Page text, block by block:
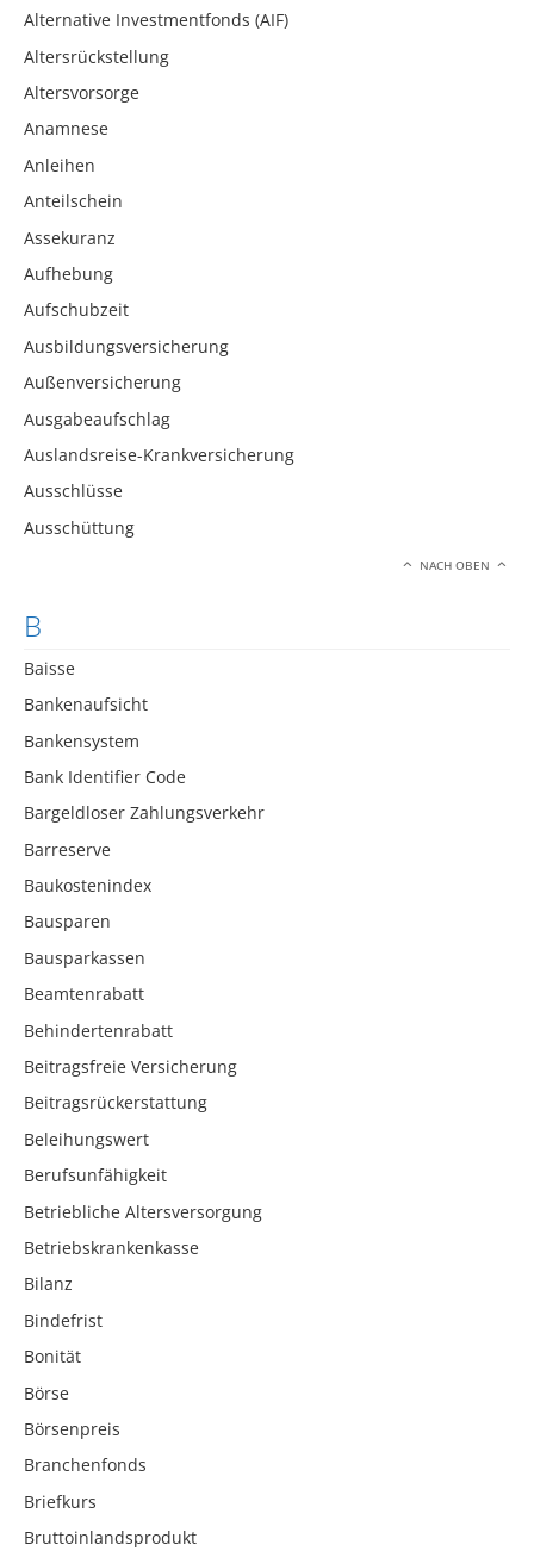
Alternative Investmentfonds (AIF)
Altersrückstellung
Altersvorsorge
Anamnese
Anleihen
Anteilschein
Assekuranz
Aufhebung
Aufschubzeit
Ausbildungsversicherung
Außenversicherung
Ausgabeaufschlag
Auslandsreise-Krankversicherung
Ausschlüsse
Ausschüttung
NACH OBEN
B
Baisse
Bankenaufsicht
Bankensystem
Bank Identifier Code
Bargeldloser Zahlungsverkehr
Barreserve
Baukostenindex
Bausparen
Bausparkassen
Beamtenrabatt
Behindertenrabatt
Beitragsfreie Versicherung
Beitragsrückerstattung
Beleihungswert
Berufsunfähigkeit
Betriebliche Altersversorgung
Betriebskrankenkasse
Bilanz
Bindefrist
Bonität
Börse
Börsenpreis
Branchenfonds
Briefkurs
Bruttoinlandsprodukt